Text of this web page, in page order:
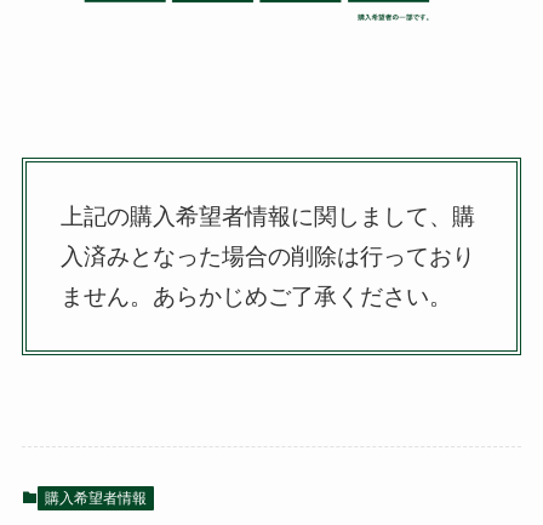
上記の購入希望者情報に関しまして、購
入済みとなった場合の削除は行っており
ません。 あらかじめご了承ください。
購入希望者情報